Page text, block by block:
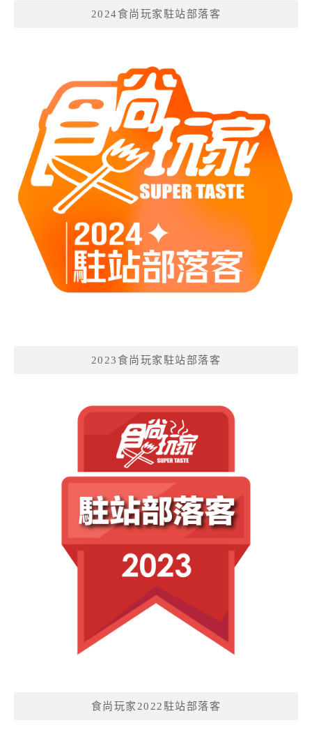
2024食尚玩家駐站部落客
2023食尚玩家駐站部落客
食尚玩家2022駐站部落客